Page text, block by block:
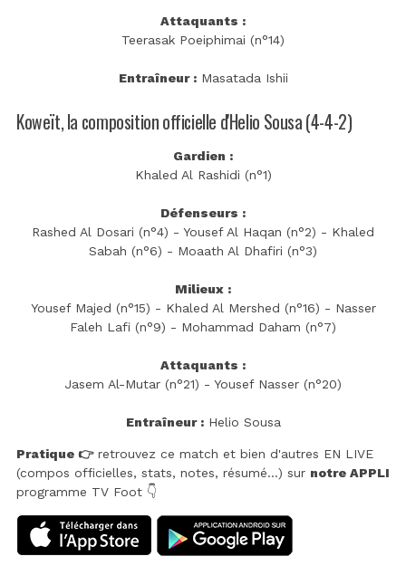
Attaquants :
Teerasak Poeiphimai (n°14)
Entraîneur :Masatada Ishii
Koweït, la composition officielle d'Helio Sousa (4-4-2)
Gardien :
Khaled Al Rashidi (n°1)
Défenseurs :
Rashed Al Dosari (n°4) - Yousef Al Haqan (n°2) - Khaled
Sabah (n°6) - Moaath Al Dhafiri (n°3)
Milieux :
Yousef Majed (n°15) - Khaled Al Mershed (n°16) - Nasser
Faleh Lafi (n°9) - Mohammad Daham (n°7)
Attaquants :
Jasem Al-Mutar (n°21) - Yousef Nasser (n°20)
Entraîneur :Helio Sousa
Pratique 👉retrouvez ce match et bien d'autres EN LIVE
(compos officielles, stats, notes, résumé...) sur notre APPLI
programme TV Foot 👇